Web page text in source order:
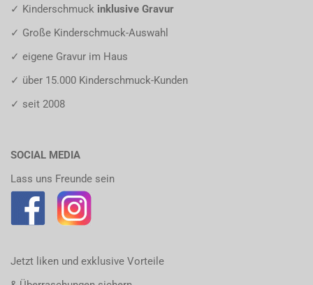
✓ Kinderschmuck inklusive Gravur
✓ Große Kinderschmuck-Auswahl
✓ eigene Gravur im Haus
✓ über 15.000 Kinderschmuck-Kunden
✓ seit 2008
SOCIAL MEDIA
Lass uns Freunde sein
Jetzt liken und exklusive Vorteile